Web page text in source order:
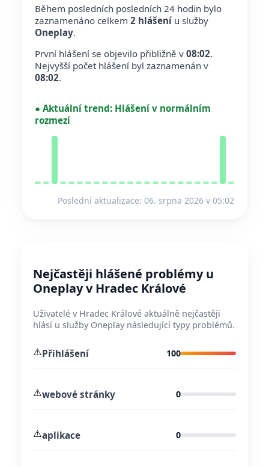
Během posledních posledních 24 hodin bylo
zaznamenáno celkem 2 hlášení u služby
Oneplay.
První hlášení se objevilo přibližně v 08:02.
Nejvyšší počet hlášení byl zaznamenán v
08:02.
● Aktuální trend: Hlášení v normálním
rozmezí
Poslední aktualizace: 06. srpna 2026 v 05:02
Nejčastěji hlášené problémy u
Oneplay v Hradec Králové
Uživatelé v Hradec Králové aktuálně nejčastěji
hlásí u služby Oneplay následující typy problémů.
⚠️Přihlášení 100
⚠️webové stránky 0
⚠️aplikace 0